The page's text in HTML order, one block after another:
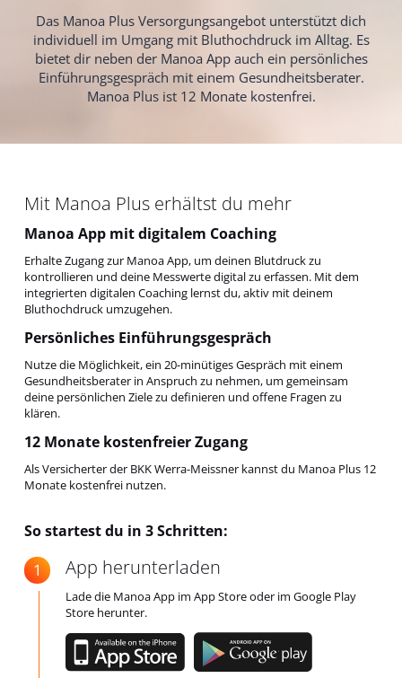
Das Manoa Plus Versorgungsangebot unterstützt dich
individuell im Umgang mit Bluthochdruck im Alltag. Es
bietet dir neben der Manoa App auch ein persönliches
Einführungsgespräch mit einem Gesundheitsberater.
Manoa Plus ist 12 Monate kostenfrei.
Mit Manoa Plus erhältst du mehr
Manoa App mit digitalem Coaching
Erhalte Zugang zur Manoa App, um deinen Blutdruck zu
kontrollieren und deine Messwerte digital zu erfassen. Mit dem
integrierten digitalen Coaching lernst du, aktiv mit deinem
Bluthochdruck umzugehen.
Persönliches Einführungsgespräch
Nutze die Möglichkeit, ein 20-minütiges Gespräch mit einem
Gesundheitsberater in Anspruch zu nehmen, um gemeinsam
deine persönlichen Ziele zu definieren und offene Fragen zu
klären.
12 Monate kostenfreier Zugang
Als Versicherter der BKK Werra-Meissner kannst du Manoa Plus 12
Monate kostenfrei nutzen.
So startest du in 3 Schritten:
App herunterladen
Lade die Manoa App im App Store oder im Google Play
Store herunter.